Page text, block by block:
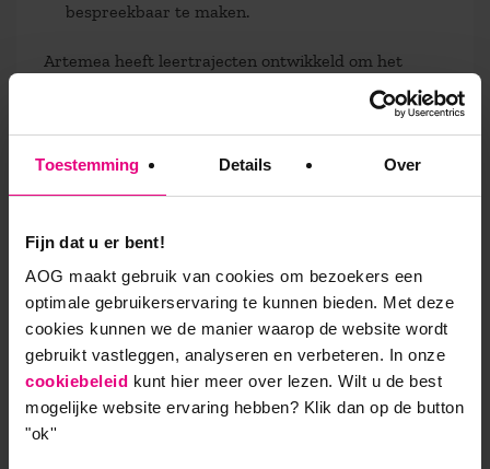
Toestemming Details Over
Fijn dat u er bent!
AOG maakt gebruik van cookies om bezoekers een
optimale gebruikerservaring te kunnen bieden. Met deze
cookies kunnen we de manier waarop de website wordt
gebruikt vastleggen, analyseren en verbeteren. In onze
cookiebeleid kunt hier meer over lezen. Wilt u de best
mogelijke website ervaring hebben? Klik dan op de button
"ok''
bespreekbaar te maken.
Artemea heeft leertrajecten ontwikkeld om het
omgaan met tijd te verbeteren. Reflectie op de eigen
tijdstijl, naast specifieke competenties om het eigen
werk af te stemmen op de tijdstijl van cliënten. Er is
een Tijdwijzer Zorg met werkvormen voor reflectie
en concrete acties in teamverband (Verbeek, 2013).
tijd bespreken en verbeteren.
Samenvatting
Meer regieruimte voor tijdmanagement is
noodzakelijk voor cliënten en medewerkers. Basale
ontwerpprincipes: aandacht geven, vastleggen van
afspraken op basis van regie en ritmiek van de